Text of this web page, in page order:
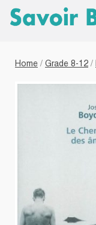
Home / Grade 8-12 /